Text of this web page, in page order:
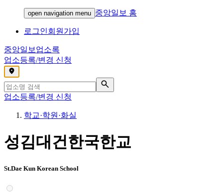
open navigation menu 중앙일보 홈
로그인회원가입
중앙일보 업소록
업소등록/변경 신청
,
업소등록/변경 신청
학교·학원·화실
성김대건한국한교
St.Dae Kun Korean School